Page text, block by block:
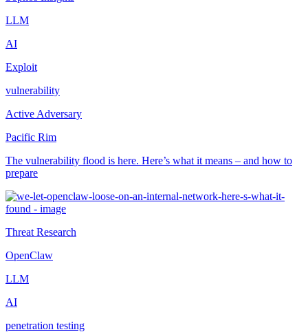
LLM
AI
Exploit
vulnerability
Active Adversary
Pacific Rim
The vulnerability flood is here. Here’s what it means – and how to
prepare
Threat Research
OpenClaw
LLM
AI
penetration testing